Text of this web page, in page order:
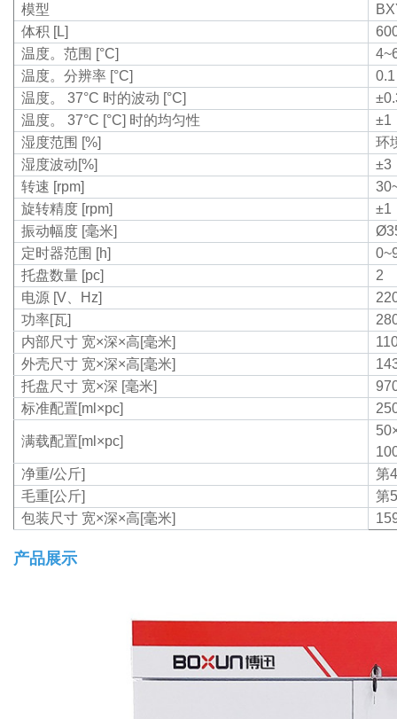
模型
体积 [L]
温度。范围 [°C]
温度。分辨率 [°C]
0.1
温度。 37°C 时的波动 [°C]
温度。 37°C [°C] 时的均匀性
±1
湿度范围 [%]
环
湿度波动[%]
±3
转速 [rpm]
旋转精度 [rpm]
±1
振动幅度 [毫米]
定时器范围 [h]
托盘数量 [pc]
2
电源 [V、Hz]
功率[瓦]
内部尺寸 宽×深×高[毫米]
外壳尺寸 宽×深×高[毫米]
托盘尺寸 宽×深 [毫米]
标准配置[ml×pc]
满载配置[ml×pc]
净重/公斤]
第
毛重[公斤]
第
包装尺寸 宽×深×高[毫米]
产品展示